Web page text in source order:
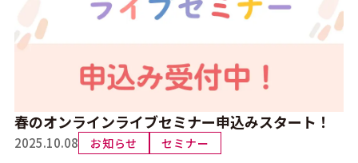
プライバシーポリシー
メルマガ希望
春のオンラインライブセミナー申込みスタート！
2025.10.08 お知らせ セミナー